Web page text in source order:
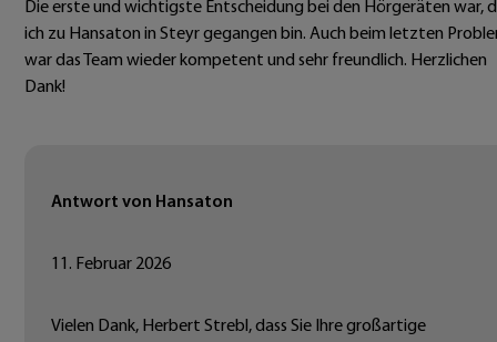
Die erste und wichtigste Entscheidung bei den Hörgeräten war,
ich zu Hansaton in Steyr gegangen bin. Auch beim letzten
war das Team wieder kompetent und sehr freundlich. Herzlichen
Dank!
Antwort von Hansaton
11. Februar 2026
Vielen Dank, Herbert Strebl, dass Sie Ihre großartige